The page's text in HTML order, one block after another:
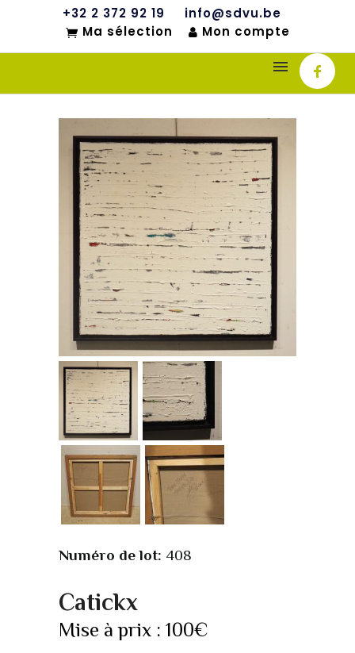
+32 2 372 92 19
info@sdvu.be
Ma sélection
Mon compte
Numéro de lot: 408
Catickx
Mise à prix :100€